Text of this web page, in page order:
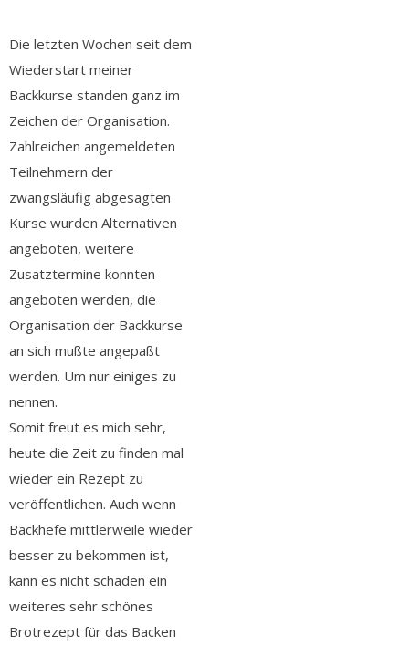
Die letzten Wochen seit dem
Wiederstart meiner
Backkurse standen ganz im
Zeichen der Organisation.
Zahlreichen angemeldeten
Teilnehmern der
zwangsläufig abgesagten
Kurse wurden Alternativen
angeboten, weitere
Zusatztermine konnten
angeboten werden, die
Organisation der Backkurse
an sich mußte angepaßt
werden. Um nur einiges zu
nennen.
Somit freut es mich sehr,
heute die Zeit zu finden mal
wieder ein Rezept zu
veröffentlichen. Auch wenn
Backhefe mittlerweile wieder
besser zu bekommen ist,
kann es nicht schaden ein
weiteres sehr schönes
Brotrezept für das Backen